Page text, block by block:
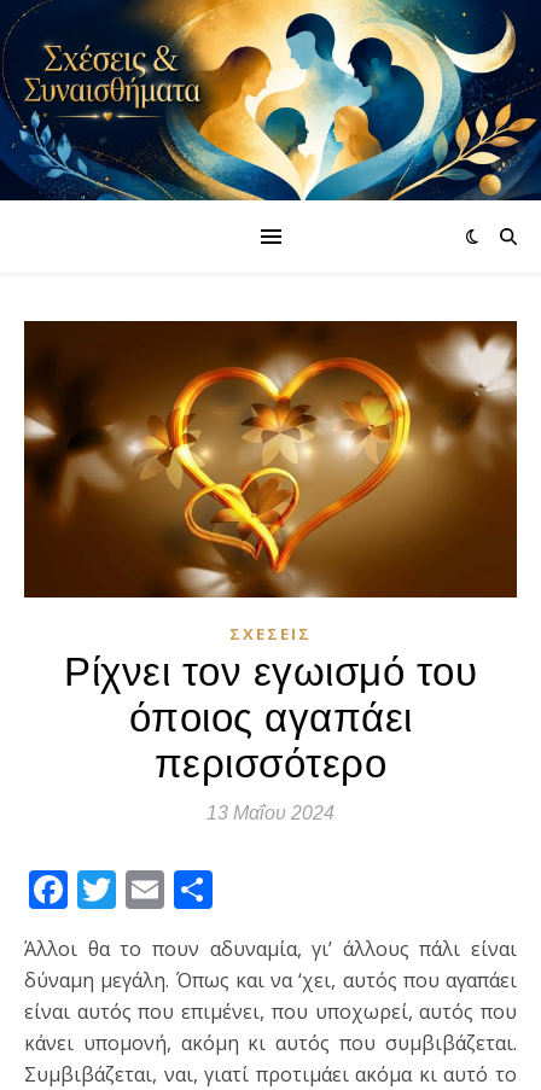
ΣΧΈΣΕΙΣ
Ρίχνει τον εγωισμό του
όποιος αγαπάει
περισσότερο
13 Μαΐου 2024
Facebook
Twitter
Email
Άλλοι θα το πουν αδυναμία, γι’ άλλους πάλι είναι
δύναμη μεγάλη. Όπως και να ‘χει, αυτός που αγαπάει
είναι αυτός που επιμένει, που υποχωρεί, αυτός που
κάνει υπομονή, ακόμη κι αυτός που συμβιβάζεται.
Συμβιβάζεται, ναι, γιατί προτιμάει ακόμα κι αυτό το